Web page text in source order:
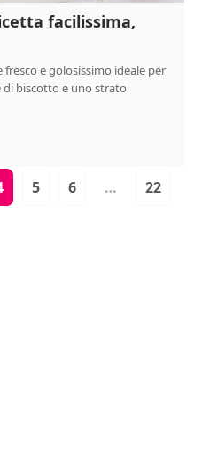
facilissima,
e golosissimo ideale per
di biscotto e uno strato
5 6 …
22